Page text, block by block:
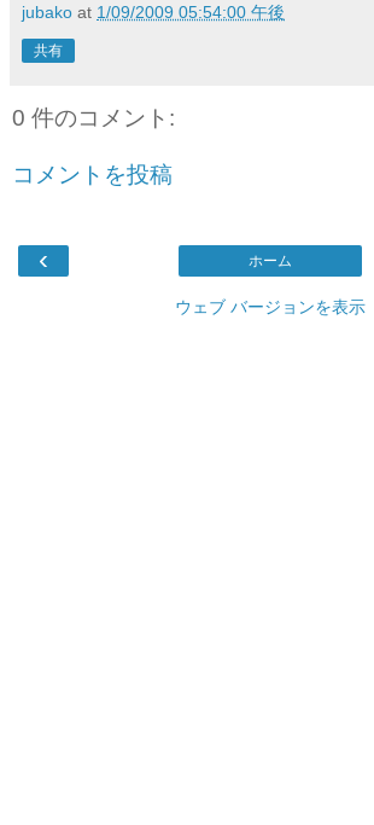
jubako at 1/09/2009 05:54:00 午後
共有
0 件のコメント:
コメントを投稿
‹ ホーム
ウェブ バージョンを表示